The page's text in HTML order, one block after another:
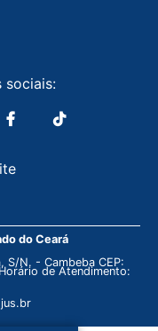
sociais:
do Ceará
S/N. - Cambeba CEP:
de Atendimento: